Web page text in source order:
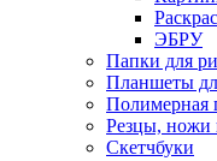
ЭБРУ
Папки для
Планшеты
Полимерная
Резцы, ножи
Скетчбуки